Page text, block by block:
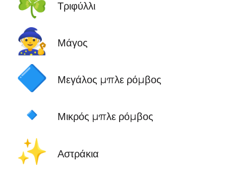
Τριφύλλι
🧙 Μάγος
🔷 Μεγάλος μπλε ρόμβος
🔹 Μικρός μπλε ρόμβος
✨ Αστράκια